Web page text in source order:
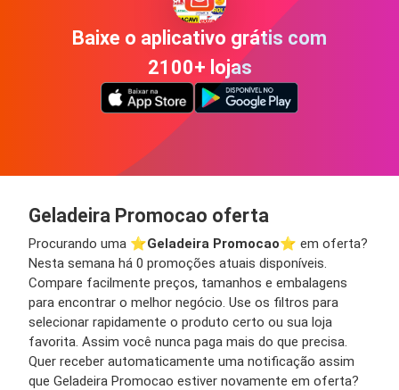
Baixe o aplicativo grátis com
2100+ lojas
Geladeira Promocao oferta
Procurando uma ⭐️Geladeira Promocao⭐️ em oferta?
Nesta semana há 0 promoções atuais disponíveis.
Compare facilmente preços, tamanhos e embalagens
para encontrar o melhor negócio. Use os filtros para
selecionar rapidamente o produto certo ou sua loja
favorita. Assim você nunca paga mais do que precisa.
Quer receber automaticamente uma notificação assim
que Geladeira Promocao estiver novamente em oferta?